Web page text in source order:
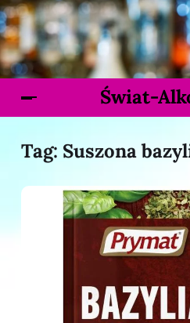
Świat-
Tag: Suszona